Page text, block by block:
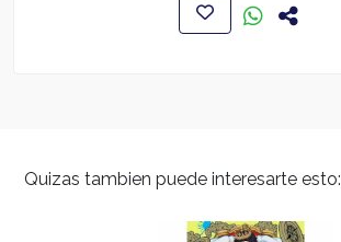
Quizas tambien puede interesarte esto: